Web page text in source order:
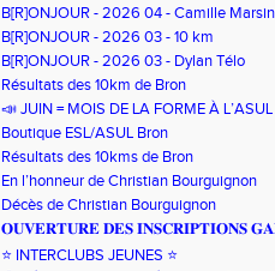
B[R]ONJOUR - 2026 04 - Camille Marsin
B[R]ONJOUR - 2026 03 - 10 km
B[R]ONJOUR - 2026 03 - Dylan Télo
Résultats des 10km de Bron
📣 JUIN = MOIS DE LA FORME À
Boutique ESL/ASUL Bron
Résultats des 10kms de Bron
En l’honneur de Christian Bourguignon
Décès de Christian Bourguignon
𝐎𝐔𝐕𝐄𝐑𝐓𝐔𝐑𝐄 𝐃𝐄𝐒 𝐈𝐍𝐒𝐂𝐑𝐈𝐏𝐓𝐈𝐎𝐍𝐒
⭐️ INTERCLUBS JEUNES ⭐️